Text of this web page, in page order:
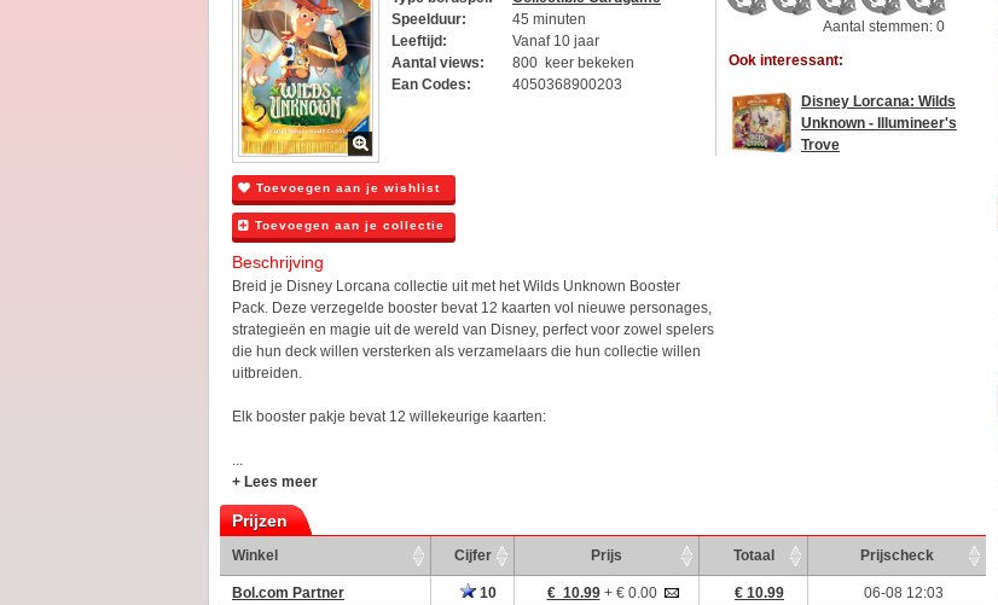
Speelduur:
45 minuten
Leeftijd:
Vanaf 10 jaar
Aantal views:
800 keer bekeken
Ean Codes:
4050368900203
Toevoegen aan je wishlist
Toevoegen aan je collectie
Beschrijving
Breid je Disney Lorcana collectie uit met het Wilds Unknown Booster
Pack. Deze verzegelde booster bevat 12 kaarten vol nieuwe personages,
strategieën en magie uit de wereld van Disney, perfect voor zowel spelers
die hun deck willen versterken als verzamelaars die hun collectie willen
uitbreiden.
Elk booster pakje bevat 12 willekeurige kaarten:
...
+ Lees meer
Aantal stemmen: 0
Ook interessant:
Disney Lorcana: Wilds
Unknown - Illumineer's
Trove
Prijzen
Winkel Cijfer Prijs Totaal Prijscheck
Bol.com Partner 10 € 10.99+ € 0.00 € 10.99 06-08 12:03